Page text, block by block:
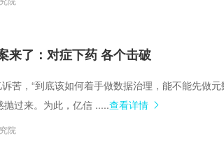
来了：对症下药 各个击破
苦，“到底该如何着手做数据治理，能不能先做元
抛过来。为此，亿信 .....查看详情
院